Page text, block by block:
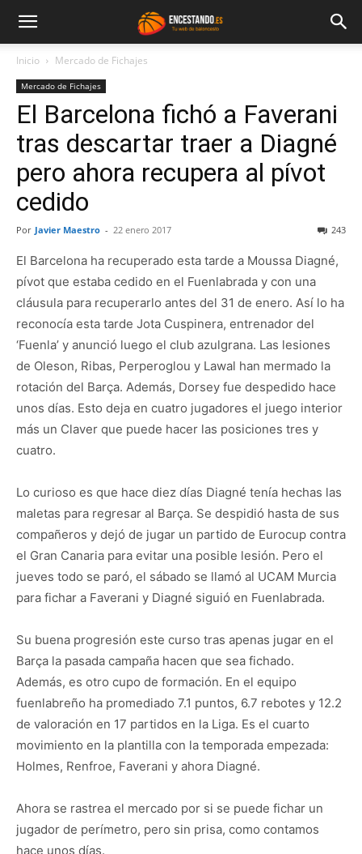
Inicio Mercado de Fichajes
Mercado de Fichajes
El Barcelona fichó a Faverani
tras descartar traer a Diagné
pero ahora recupera al pívot
cedido
Por Javier Maestro - 22 enero 2017 243
El Barcelona ha recuperado esta tarde a Moussa Diagné,
pívot que estaba cedido en el Fuenlabrada y con una
cláusula para recuperarlo antes del 31 de enero. Así lo ha
reconocía esta tarde Jota Cuspinera, entrenador del
‘Fuenla’ y anunció luego el club azulgrana. Las lesiones
de Oleson, Ribas, Perperoglou y Lawal han mermado la
rotación del Barça. Además, Dorsey fue despedido hace
unos días. Esto deja en cuatro jugadores el juego interior
más un Claver que puede hacer las posiciones tres y
cuatro.
Lo curioso es que hace diez días Diagné tenía hechas las
maletas para regresar al Barça. Se despidió hasta de sus
compañeros y dejó de jugar un partido de Eurocup contra
el Gran Canaria para evitar una posible lesión. Pero el
jueves todo se paró, el sábado se llamó al UCAM Murcia
para fichar a Faverani y Diagné siguió en Fuenlabrada.
Su buena progresión este curso tras apenas jugar en el
Barça la pasada campaña hacen que sea fichado.
Además, es otro cupo de formación. En el equipo
fuenlabreño ha promediado 7.1 puntos, 6.7 rebotes y 12.2
de valoración en 17 partidos en la Liga. Es el cuarto
movimiento en la plantilla con la temporada empezada:
Holmes, Renfroe, Faverani y ahora Diagné.
Ahora se rastrea el mercado por si se puede fichar un
jugador de perímetro, pero sin prisa, como contamos
hace unos días.